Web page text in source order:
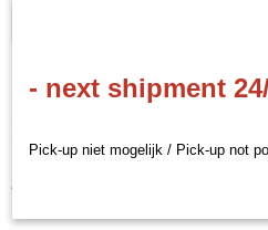
Specificaties
AHC13
Omschrijving
Arkham Horror - The
- next shipment
Pick-up niet mogelijk / Pick-up not